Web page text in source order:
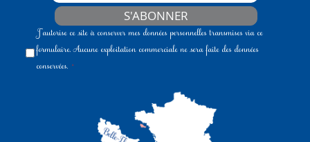
S'ABONNER
J'autorise ce site à conserver mes données personnelles transmises via ce
formulaire. Aucune exploitation commerciale ne sera faite des données
conservées.